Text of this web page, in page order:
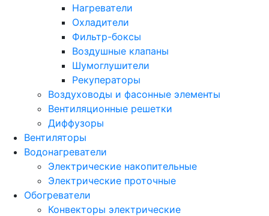
Нагреватели
Охладители
Фильтр-боксы
Воздушные клапаны
Шумоглушители
Рекуператоры
Воздуховоды и фасонные элементы
Вентиляционные решетки
Диффузоры
Вентиляторы
Водонагреватели
Электрические накопительные
Электрические проточные
Обогреватели
Конвекторы электрические